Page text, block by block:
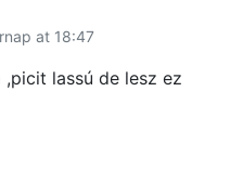
at 18:47
lassú de lesz ez